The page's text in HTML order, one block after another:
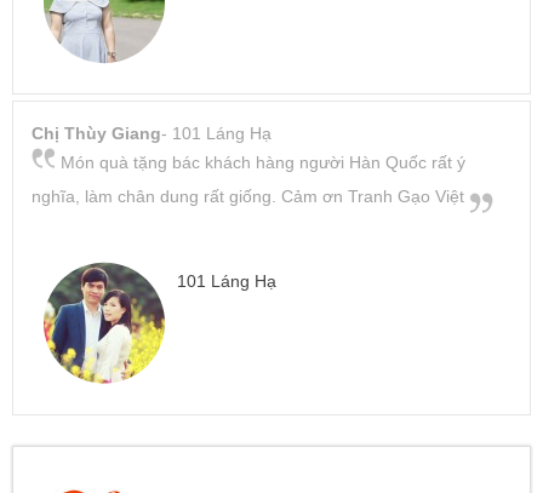
Chị Thùy Giang- 101 Láng Hạ
Món quà tặng bác khách hàng người Hàn Quốc rất ý
nghĩa, làm chân dung rất giống. Cảm ơn Tranh Gạo Việt
101 Láng Hạ